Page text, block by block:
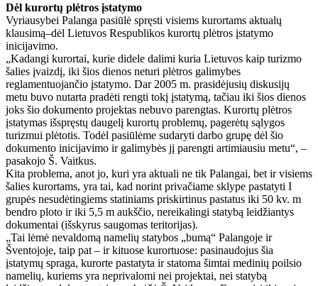
Dėl kurortų plėtros įstatymo
Vyriausybei Palanga pasiūlė spręsti visiems kurortams aktualų
klausimą–dėl Lietuvos Respublikos kurortų plėtros įstatymo
inicijavimo.
„Kadangi kurortai, kurie didele dalimi kuria Lietuvos kaip turizmo
šalies įvaizdį, iki šios dienos neturi plėtros galimybes
reglamentuojančio įstatymo. Dar 2005 m. prasidėjusių diskusijų
metu buvo nutarta pradėti rengti tokį įstatymą, tačiau iki šios dienos
joks šio dokumento projektas nebuvo parengtas. Kurortų plėtros
įstatymas išspręstų daugelį kurortų problemų, pagerėtų sąlygos
turizmui plėtotis. Todėl pasiūlėme sudaryti darbo grupę dėl šio
dokumento inicijavimo ir galimybės jį parengti artimiausiu metu“, –
pasakojo Š. Vaitkus.
Kita problema, anot jo, kuri yra aktuali ne tik Palangai, bet ir visiems
šalies kurortams, yra tai, kad norint privačiame sklype pastatyti I
grupės nesudėtingiems statiniams priskirtinus pastatus iki 50 kv. m
bendro ploto ir iki 5,5 m aukščio, nereikalingi statybą leidžiantys
dokumentai (išskyrus saugomas teritorijas).
„Tai lėmė nevaldomą namelių statybos „bumą“ Palangoje ir
Šventojoje, taip pat – ir kituose kurortuose: pasinaudojus šia
įstatymų spraga, kurorte pastatyta ir statoma šimtai medinių poilsio
namelių, kuriems yra neprivalomi nei projektai, nei statybą